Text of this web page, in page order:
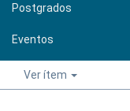
Postgrados
Eventos
Ver ítem